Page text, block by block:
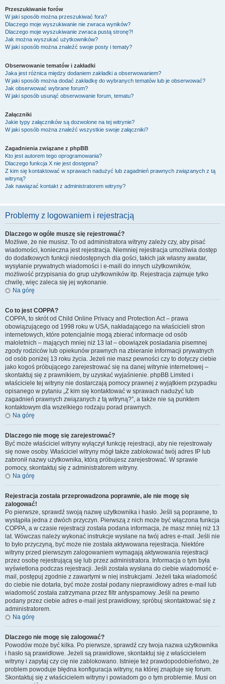
Przeszukiwanie forów
W jaki sposób można przeszukiwać fora?
Dlaczego moje wyszukiwanie nie zwraca wyników?
Dlaczego moje wyszukiwanie zwraca pustą stronę?!
Jak można wyszukać użytkowników?
W jaki sposób można znaleźć swoje posty i tematy?
Obserwowanie tematów i zakładki
Jaka jest różnica między dodaniem zakładki a obserwowaniem?
W jaki sposób można dodać zakładkę do wybranych tematów lub je obserwować?
Jak obserwować wybrane forum?
W jaki sposób usunąć obserwowanie forum, tematu?
Załączniki
Jakie typy załączników są dozwolone na tej witrynie?
W jaki sposób można znaleźć wszystkie swoje załączniki?
Zagadnienia związane z phpBB
Kto jest autorem tego oprogramowania?
Dlaczego funkcja X nie jest dostępna?
Z kim się kontaktować w sprawach nadużyć lub zagadnień prawnych związanych z tą
witryną?
Jak nawiązać kontakt z administratorem witryny?
Problemy z logowaniem i rejestracją
Dlaczego w ogóle muszę się rejestrować?
Możliwe, że nie musisz. To od administratora witryny zależy czy, aby pisać
wiadomości, konieczna jest rejestracja. Niemniej rejestracja umożliwia dostęp
do dodatkowych funkcji niedostępnych dla gości, takich jak własny awatar,
wysyłanie prywatnych wiadomości i e-maili do innych użytkowników,
możliwość przypisania do grup użytkowników itp. Rejestracja zajmuje tylko
chwilę, więc zaleca się jej wykonanie.
Na górę
Co to jest COPPA?
COPPA, to skrót od Child Online Privacy and Protection Act – prawa
obowiązującego od 1998 roku w USA, nakładającego na właścicieli stron
internetowych, które potencjalnie mogą zbierać informacje od osób
małoletnich – mających mniej niż 13 lat – obowiązek posiadania pisemnej
zgody rodziców lub opiekunów prawnych na zbieranie informacji prywatnych
od osób poniżej 13 roku życia. Jeżeli nie masz pewności czy to dotyczy ciebie
jako kogoś próbującego zarejestrować się na danej witrynie internetowej –
skontaktuj się z prawnikiem, by uzyskać wyjaśnienie. phpBB Limited i
właściciele tej witryny nie dostarczają pomocy prawnej z wyjątkiem przypadku
opisanego w pytaniu „Z kim się kontaktować w sprawach nadużyć lub
zagadnień prawnych związanych z tą witryną?”, a także nie są punktem
kontaktowym dla wszelkiego rodzaju porad prawnych.
Na górę
Dlaczego nie mogę się zarejestrować?
Być może właściciel witryny wyłączył funkcję rejestracji, aby nie rejestrowały
się nowe osoby. Właściciel witryny mógł także zablokować twój adres IP lub
zabronił nazwy użytkownika, którą próbujesz zarejestrować. W sprawie
pomocy, skontaktuj się z administratorem witryny.
Na górę
Rejestracja została przeprowadzona poprawnie, ale nie mogę się
zalogować!
Po pierwsze, sprawdź swoją nazwę użytkownika i hasło. Jeśli są poprawne, to
wystąpiła jedna z dwóch przyczyn. Pierwszą z nich może być włączona funkcja
COPPA, a w czasie rejestracji została podana informacja, że masz mniej niż 13
lat. Wówczas należy wykonać instrukcje wysłane na twój adres e-mail. Jeśli nie
to było przyczyną, być może nie została aktywowana rejestracja. Niektóre
witryny przed pierwszym zalogowaniem wymagają aktywowania rejestracji
przez osobę rejestrującą się lub przez administratora. Informacja o tym była
wyświetlona podczas rejestracji. Jeśli została wysłana do ciebie wiadomość e-
mail, postępuj zgodnie z zawartymi w niej instrukcjami. Jeżeli taka wiadomość
do ciebie nie dotarła, być może został podany nieprawidłowy adres e-mail lub
wiadomość została zatrzymana przez filtr antyspamowy. Jeśli na pewno
podany przez ciebie adres e-mail jest prawidłowy, spróbuj skontaktować się z
administratorem.
Na górę
Dlaczego nie mogę się zalogować?
Powodów może być kilka. Po pierwsze, sprawdź czy twoja nazwa użytkownika
i hasło są prawidłowe. Jeżeli są prawidłowe, skontaktuj się z właścicielem
witryny i zapytaj czy cię nie zablokowano. Istnieje też prawdopodobieństwo, że
problem powoduje błędna konfiguracja witryny, na której znajduje się forum.
Skontaktuj się z właścicielem witryny i powiadom go o tym problemie. Musi on